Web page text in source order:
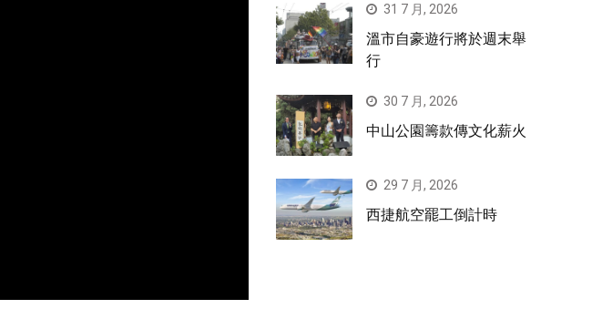
31 7 月, 2026
溫市自豪遊行將於週末舉
行
30 7 月, 2026
中山公園籌款傳文化薪火
29 7 月, 2026
西捷航空罷工倒計時